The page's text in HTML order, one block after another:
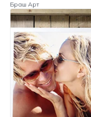
Браш Арт